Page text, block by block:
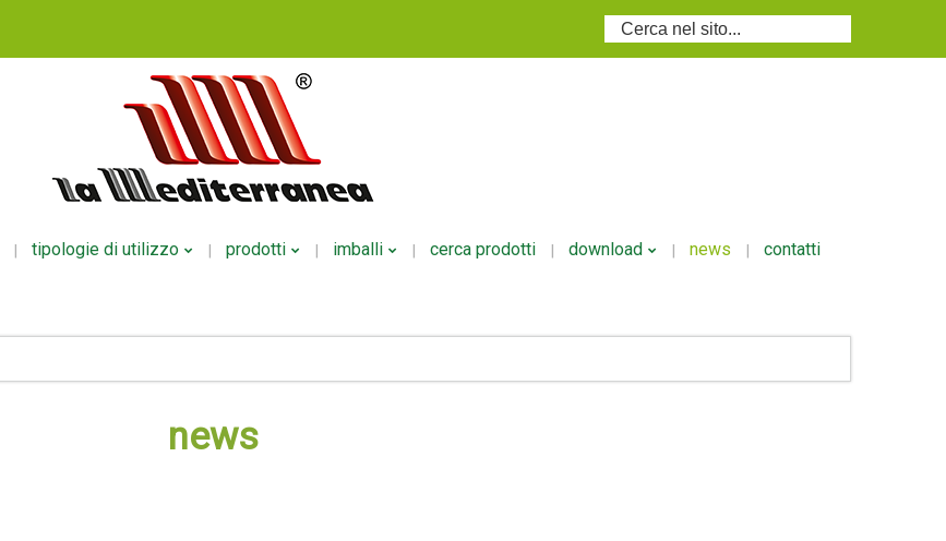
Cerca...
tipologie di utilizzo
Fogliare
prodotti
NPK Liquidi
imballi
Per Polveri/granulari
cerca prodotti download news contatti
news